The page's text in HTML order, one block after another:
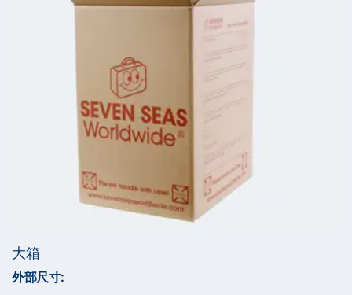
大箱
外部尺寸: